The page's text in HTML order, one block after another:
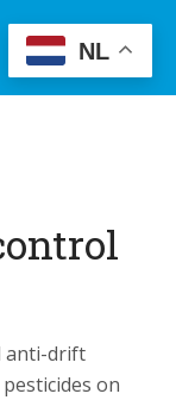
anti-drift
on
NL